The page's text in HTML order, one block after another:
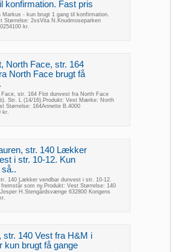
konfirmation. Fast pris
- kun brugt 1 gang til konfirmation.
Størrelse: 2xsVita N.Knudmoseparken
kr.
North Face, str. 164
North Face brugt få
str. 164 Flot dunvest fra North Face
Str. L (14/16).Produkt: Vest Mærke: North
Størrelse: 164Annette B.4000
kr.
str. 140 Lækker
i str. 10-12. Kun
så..
140 Lækker vendbar dunvest i str. 10-12.
fremstår som ny.Produkt: Vest Størrelse: 140
H.Stengårdsvænge 632800 Kongens
str. 140 Vest fra H&M i
kun brugt få gange